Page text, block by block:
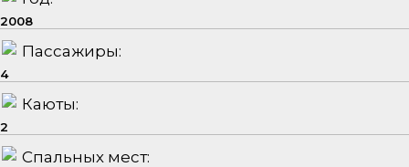
2008
Пассажиры:
4
Каюты:
2
Спальных мест: